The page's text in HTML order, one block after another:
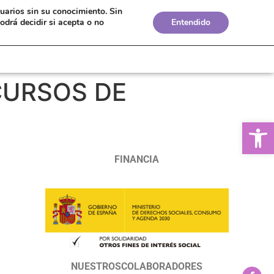
Bolsa de Empleo Biblioteca
DE
FINANCIA
NUESTROSCOLABORADORES
sin su conocimiento. Sin
decidir si acepta o no
Entendido